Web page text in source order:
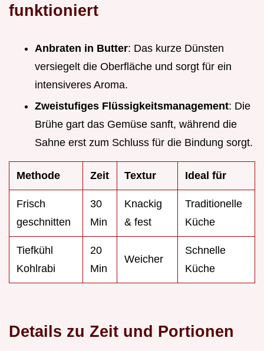
funktioniert
Anbraten in Butter: Das kurze Dünsten
versiegelt die Oberfläche und sorgt für ein
intensiveres Aroma.
Zweistufiges Flüssigkeitsmanagement: Die
Brühe gart das Gemüse sanft, während die
Sahne erst zum Schluss für die Bindung sorgt.
Methode Zeit Textur Ideal für
Frisch
geschnitten
30
Min
Knackig
& fest
Traditionelle
Küche
Tiefkühl
Kohlrabi
20
Min
Weicher
Schnelle
Küche
Details zu Zeit und Portionen